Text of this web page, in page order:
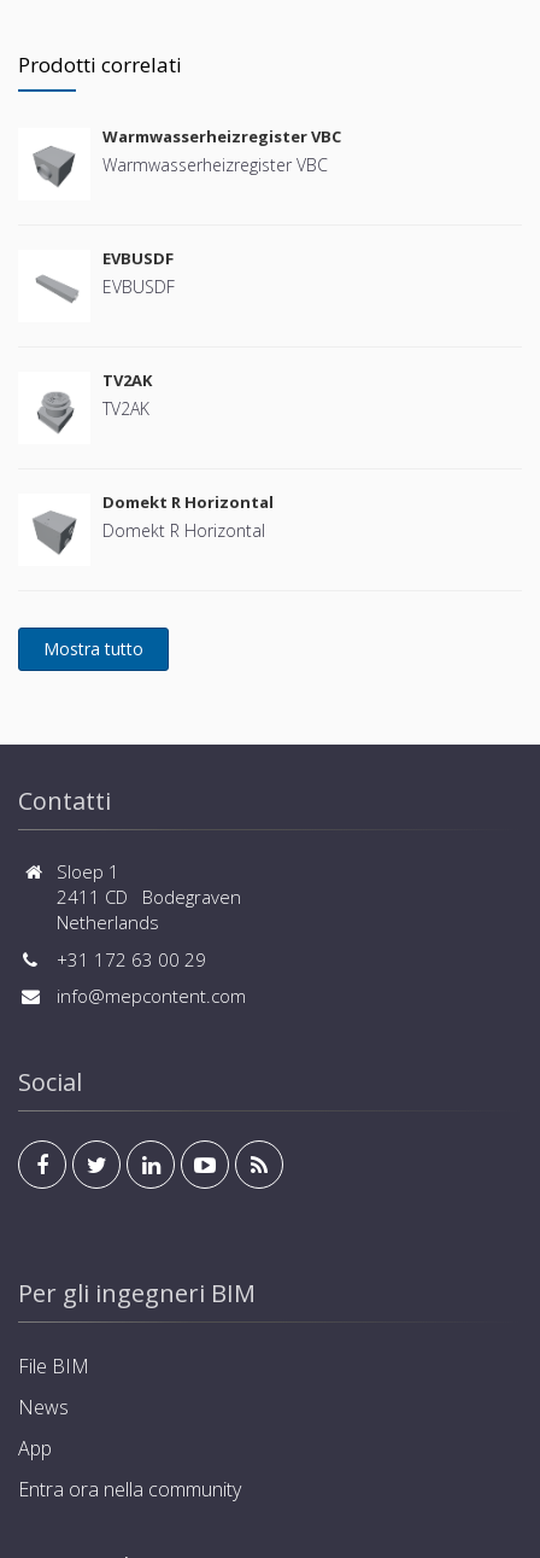
Prodotti correlati
Warmwasserheizregister VBC
Warmwasserheizregister VBC
EVBUSDF
EVBUSDF
TV2AK
TV2AK
Domekt R Horizontal
Domekt R Horizontal
Contatti
Sloep 1
2411 CD Bodegraven
Netherlands
+31 172 63 00 29
info@mepcontent.com
Social
Per gli ingegneri BIM
File BIM
News
App
Entra ora nella community